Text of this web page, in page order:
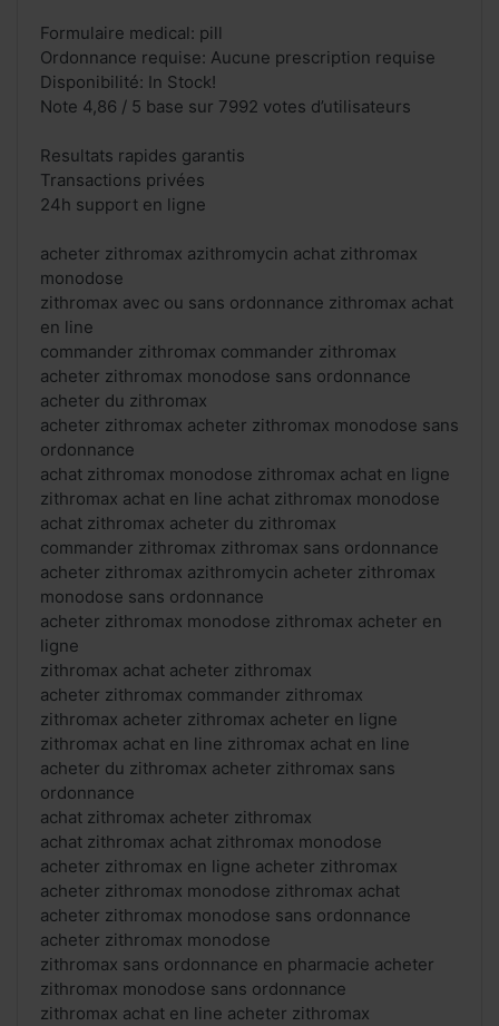
Formulaire medical: pill
Ordonnance requise: Aucune prescription requise
Disponibilité: In Stock!
Note 4,86 / 5 base sur 7992 votes d’utilisateurs
Resultats rapides garantis
Transactions privées
24h support en ligne
acheter zithromax azithromycin achat zithromax
monodose
zithromax avec ou sans ordonnance zithromax achat
en line
commander zithromax commander zithromax
acheter zithromax monodose sans ordonnance
acheter du zithromax
acheter zithromax acheter zithromax monodose sans
ordonnance
achat zithromax monodose zithromax achat en ligne
zithromax achat en line achat zithromax monodose
achat zithromax acheter du zithromax
commander zithromax zithromax sans ordonnance
acheter zithromax azithromycin acheter zithromax
monodose sans ordonnance
acheter zithromax monodose zithromax acheter en
ligne
zithromax achat acheter zithromax
acheter zithromax commander zithromax
zithromax acheter zithromax acheter en ligne
zithromax achat en line zithromax achat en line
acheter du zithromax acheter zithromax sans
ordonnance
achat zithromax acheter zithromax
achat zithromax achat zithromax monodose
acheter zithromax en ligne acheter zithromax
acheter zithromax monodose zithromax achat
acheter zithromax monodose sans ordonnance
acheter zithromax monodose
zithromax sans ordonnance en pharmacie acheter
zithromax monodose sans ordonnance
zithromax achat en line acheter zithromax